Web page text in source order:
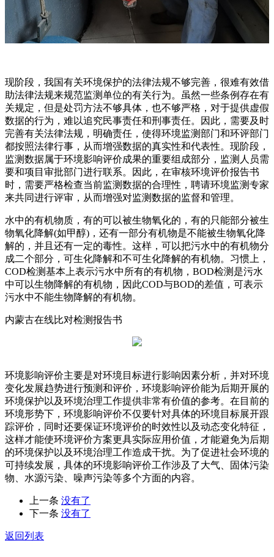
现阶段，我国有关环境保护的法律法规不够完善，很难有效借
助法律法规来规范监测单位的有关行为。虽然一些条例存在有
关规定，但是处罚方法不够具体，也不够严格，对于提供虚假
数据的行为，难以追究民事责任和刑事责任。因此，需要及时
完善有关法律法规，明确责任，使得环境监测部门和环评部门
都按照法律行事，从而增强数据的真实性和代表性。现阶段，
监测数据属于环境影响评价成果的重要组成部分，监测人员需
要和项目审批部门进行联系。因此，在审核环境评价报告书
时，需要严格检查当前监测数据的合理性，聘请环境监测专家
来共同进行评审，从而增强对监测数据的监督和管理。
水中的有机物质，有的可以被生物氧化的，有的只能部分被生
物氧化降解(如甲醇)，还有一部分有机物是不能被生物氧化降
解的，并且还有一定的毒性。这样，可以把污水中的有机物分
成二个部分，可生化降解和不可生化降解的有机物。习惯上，
COD检测基本上表示污水中所有的有机物，BOD检测是污水
中可以生物降解的有机物，因此COD与BOD的差值，可表示
污水中不能生物降解的有机物。
内蒙古在线比对检测报告书
环境影响评价主要是对环境目标进行影响因素分析，并对环境
变化发展趋势进行预测和评价，环境影响评价能为后期开展的
环境保护以及环境治理工作提供非常有价值的参考。在目前的
环境形势下，环境影响评价不仅要针对具体的环境目标展开跟
踪评价，同时还要保证环境评价的时效性以及动态变化特征，
这样才能使环境评价方案更具实际应用价值，才能避免为后期
的环境保护以及环境治理工作造成干扰。为了促进社会环境的
可持续发展，具体的环境影响评价工作涉及了大气、固体污染
物、水源污染、噪声污染等多个方面的内容。
上一条 没有了
下一条 没有了
返回列表